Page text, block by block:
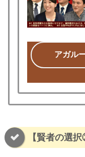
アガル
【賢者の選択